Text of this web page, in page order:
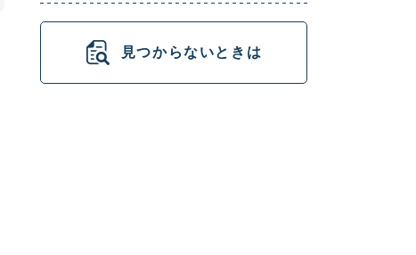
見つからないときは